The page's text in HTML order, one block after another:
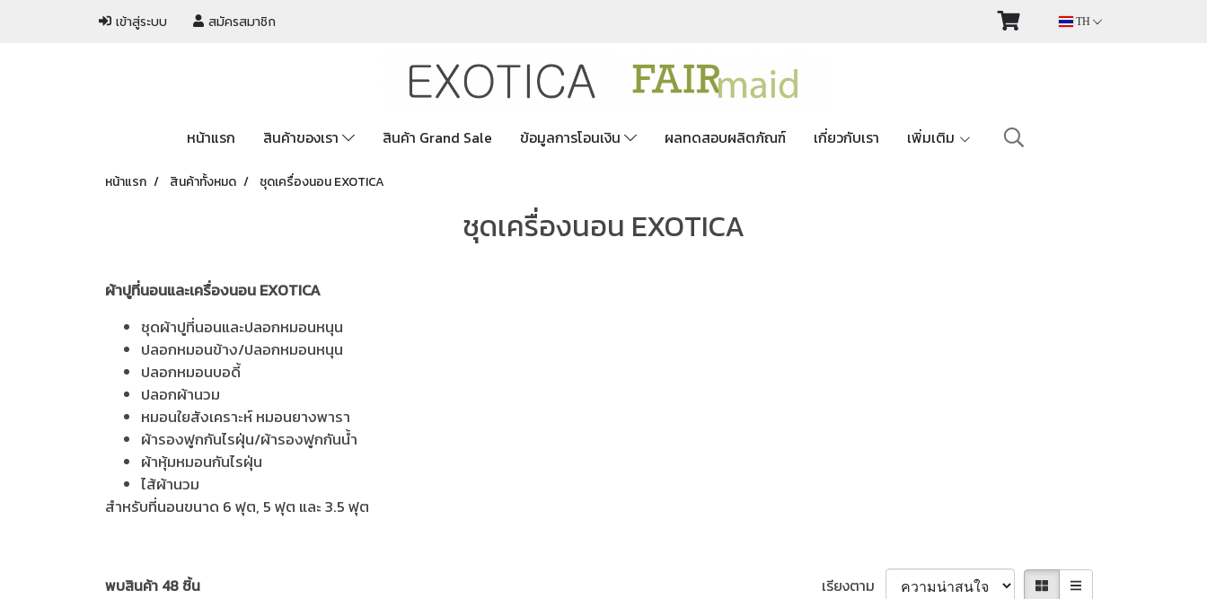
เข้าสู่ระบบ สมัครสมาชิก TH
หน้าแรก สินค้าของเรา สินค้า Grand Sale ข้อมูลการโอนเงิน ผลทดสอบผลิตภัณฑ์ เกี่ยวกับเรา เพิ่มเติม
หน้าแรก สินค้าทั้งหมด ชุดเครื่องนอน EXOTICA
ชุดเครื่องนอน EXOTICA
ผ้าปูที่นอนและเครื่องนอน EXOTICA
ชุดผ้าปูที่นอนและปลอกหมอนหนุน
ปลอกหมอนข้าง/ปลอกหมอนหนุน
ปลอกหมอนบอดี้
ปลอกผ้านวม
หมอนใยสังเคราะห์ หมอนยางพารา
ผ้ารองฟูกกันไรฝุ่น/ผ้ารองฟูกกันน้ำ
ผ้าหุ้มหมอนกันไรฝุ่น
ไส้ผ้านวม
สำหรับที่นอนขนาด 6 ฟุต, 5 ฟุต และ 3.5 ฟุต
พบสินค้า 48 ชิ้น เรียงตาม